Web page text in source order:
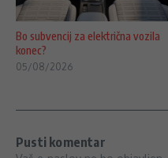
Bo subvencij za električna vozila
konec?
05/08/2026
Pusti komentar